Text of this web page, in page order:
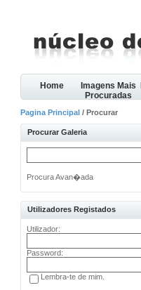
Home
Imagens Mais
Procuradas
Pagina Principal / Procurar
Procurar Galeria
Procura Avan�ada
Utilizadores Registados
Utilizador:
Password:
Lembra-te de mim.